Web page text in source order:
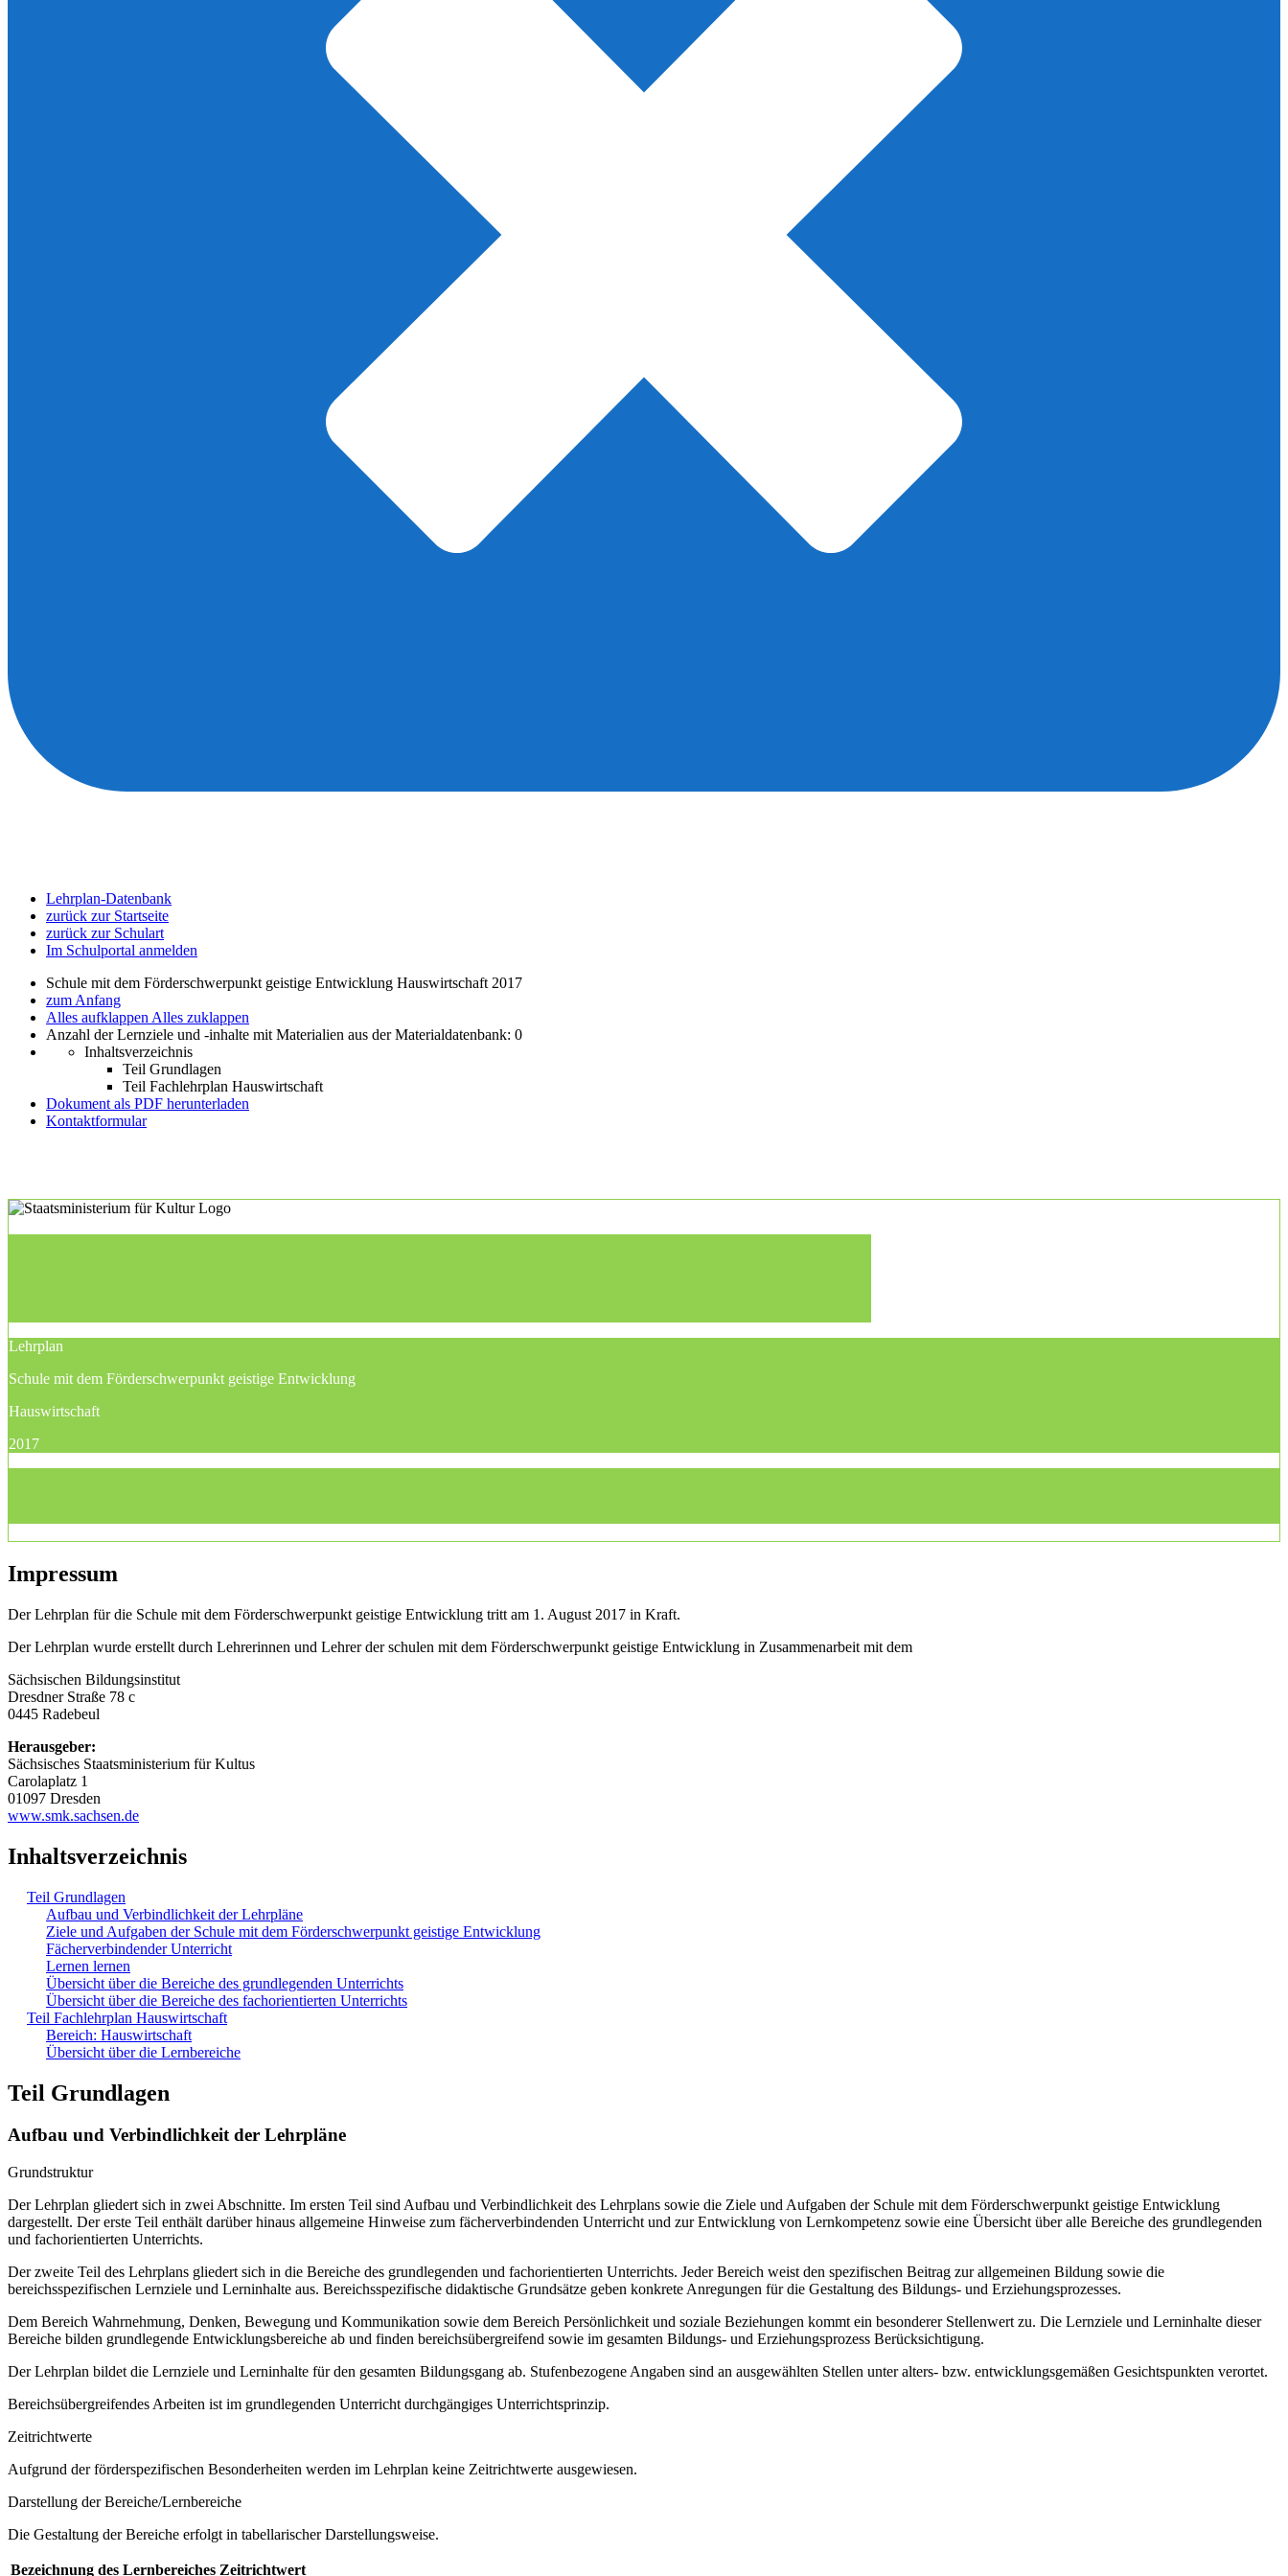
Lehrplan-Datenbank
zurück zur Startseite
zurück zur Schulart
Im Schulportal anmelden
Schule mit dem Förderschwerpunkt geistige Entwicklung Hauswirtschaft 2017
zum Anfang
Alles aufklappen Alles zuklappen
Anzahl der Lernziele und -inhalte mit Materialien aus der Materialdatenbank: 0
Inhaltsverzeichnis
Teil Grundlagen
Teil Fachlehrplan Hauswirtschaft
Dokument als PDF herunterladen
Kontaktformular
Lehrplan
Schule mit dem Förderschwerpunkt geistige Entwicklung
Hauswirtschaft
2017
Impressum
Der Lehrplan für die Schule mit dem Förderschwerpunkt geistige Entwicklung tritt am 1. August 2017 in Kraft.
Der Lehrplan wurde erstellt durch Lehrerinnen und Lehrer der schulen mit dem Förderschwerpunkt geistige Entwicklung in Zusammenarbeit mit dem
Sächsischen Bildungsinstitut
Dresdner Straße 78 c
0445 Radebeul
Herausgeber:
Sächsisches Staatsministerium für Kultus
Carolaplatz 1
01097 Dresden
www.smk.sachsen.de
Inhaltsverzeichnis
Teil Grundlagen
Aufbau und Verbindlichkeit der Lehrpläne
Ziele und Aufgaben der Schule mit dem Förderschwerpunkt geistige Entwicklung
Fächerverbindender Unterricht
Lernen lernen
Übersicht über die Bereiche des grundlegenden Unterrichts
Übersicht über die Bereiche des fachorientierten Unterrichts
Teil Fachlehrplan Hauswirtschaft
Bereich: Hauswirtschaft
Übersicht über die Lernbereiche
Teil Grundlagen
Aufbau und Verbindlichkeit der Lehrpläne
Grundstruktur
Der Lehrplan gliedert sich in zwei Abschnitte. Im ersten Teil sind Aufbau und Verbindlichkeit des Lehrplans sowie die Ziele und Aufgaben der Schule mit dem Förderschwerpunkt geistige Entwicklung
dargestellt. Der erste Teil enthält darüber hinaus allgemeine Hinweise zum fächerverbindenden Unterricht und zur Entwicklung von Lernkompetenz sowie eine Übersicht über alle Bereiche des grundlegenden
und fachorientierten Unterrichts.
Der zweite Teil des Lehrplans gliedert sich in die Bereiche des grundlegenden und fachorientierten Unterrichts. Jeder Bereich weist den spezifischen Beitrag zur allgemeinen Bildung sowie die
bereichsspezifischen Lernziele und Lerninhalte aus. Bereichsspezifische didaktische Grundsätze geben konkrete Anregungen für die Gestaltung des Bildungs- und Erziehungsprozesses.
Dem Bereich Wahrnehmung, Denken, Bewegung und Kommunikation sowie dem Bereich Persönlichkeit und soziale Beziehungen kommt ein besonderer Stellenwert zu. Die Lernziele und Lerninhalte dieser
Bereiche bilden grundlegende Entwicklungsbereiche ab und finden bereichsübergreifend sowie im gesamten Bildungs- und Erziehungsprozess Berücksichtigung.
Der Lehrplan bildet die Lernziele und Lerninhalte für den gesamten Bildungsgang ab. Stufenbezogene Angaben sind an ausgewählten Stellen unter alters- bzw. entwicklungsgemäßen Gesichtspunkten verortet.
Bereichsübergreifendes Arbeiten ist im grundlegenden Unterricht durchgängiges Unterrichtsprinzip.
Zeitrichtwerte
Aufgrund der förderspezifischen Besonderheiten werden im Lehrplan keine Zeitrichtwerte ausgewiesen.
Darstellung der Bereiche/Lernbereiche
Die Gestaltung der Bereiche erfolgt in tabellarischer Darstellungsweise.
Bezeichnung des Lernbereiches Zeitrichtwert